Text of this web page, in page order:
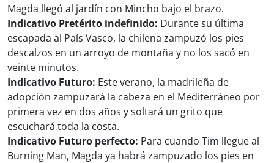
Magda llegó al jardín con Mincho bajo el brazo.
Indicativo Pretérito indefinido: Durante su última
escapada al País Vasco, la chilena zampuzó los pies
descalzos en un arroyo de montaña y no los sacó en
veinte minutos.
Indicativo Futuro: Este verano, la madrileña de
adopción zampuzará la cabeza en el Mediterráneo por
primera vez en dos años y soltará un grito que
escuchará toda la costa.
Indicativo Futuro perfecto: Para cuando Tim llegue al
Burning Man, Magda ya habrá zampuzado los pies en